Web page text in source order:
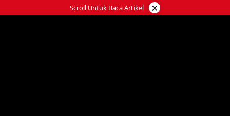
ke
Scroll Untuk Baca Artikel ×